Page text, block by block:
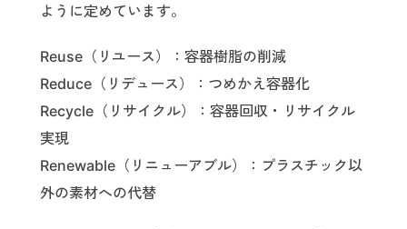
ように定めています。
Reuse（リユース）：容器樹脂の削減
Reduce（リデュース）：つめかえ容器化
Recycle（リサイクル）：容器回収・リサイクル
実現
Renewable（リニューアブル）：プラスチック以
外の素材への代替